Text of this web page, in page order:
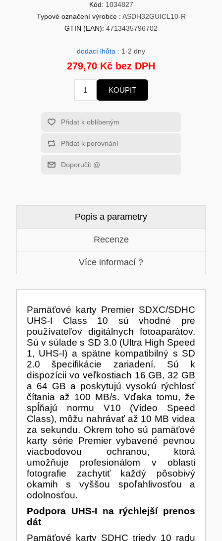
PRACOVNÍ STANICE
MINI-PC
PC A NOTEBOOKY
HERNÍ GRAFICKÉ KARTY
HERNÍ HEADSETY
HERNÍ GAMEPADY
ZÁKLADNÍ DESKY - AMD
PROCESORY - AMD
ZABEZPEČENÍ
MS COPILOT
TISKOVÁ MÉDIA
KANCELÁŘSKÁ TECHNIKA
SOHO INTERNÍ DISKY
KONFERENČNÍ SYSTÉMY
KOMERČNÍ PANELY
STORAGE-SMB
MOBILNÍ ZAŘÍZENÍ
PREZENTÉRY
HEADSETY & MIKROFONY
MĚŘÍCÍ PŘÍSTROJE
PRODLUŽOVACÍ PŘÍVOD
SÍŤOVÉ PRVKY Pro
ROUTERY
CHYTRÁ DOMÁCNOST
IP KAMERY
TOPENÍ
MINIBARY
LEDNIČKY
Kód: 1034827
Typové označení výrobce : ASDH32GUICL10-R
GTIN (EAN): 4713435796702
dodací lhůta : 1-2 dny
279,70 Kč bez DPH
KOUPIT
Přidat k oblíbeným
Přidat k porovnání
Doporučit @
Popis a parametry
Recenze
Více informací ?
Pamäťové karty Premier SDXC/SDHC
UHS-I Class 10 sú vhodné pre
používateľov digitálnych fotoaparátov.
Sú v súlade s SD 3.0 (Ultra High Speed
1, UHS-I) a spätne kompatibilný s SD
2.0 špecifikácie zariadení. Sú k
dispozícii vo veľkostiach 16 GB, 32 GB
a 64 GB a poskytujú vysokú rýchlosť
čítania až 100 MB/s. Vďaka tomu, že
spĺňajú normu V10 (Video Speed
Class), môžu nahrávať až 10 MB videa
za sekundu. Okrem toho sú pamäťové
karty série Premier vybavené pevnou
viacbodovou ochranou, ktorá
umožňuje profesionálom v oblasti
fotografie zachytiť každý pôsobivý
okamih s vyššou spoľahlivosťou a
odolnosťou.
Podpora UHS-I na rýchlejší prenos
dát
Pamäťové karty SDHC triedy 10 radu